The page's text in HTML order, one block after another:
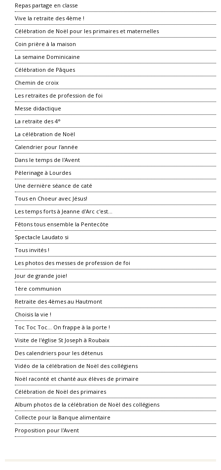
Repas partage en classe
Vive la retraite des 4ème !
Célébration de Noël pour les primaires et maternelles
Coin prière à la maison
La semaine Dominicaine
Célébration de Pâques
Chemin de croix
Les retraites de profession de foi
Messe didactique
La retraite des 4°
La célébration de Noël
Calendrier pour l'année
Dans le temps de l'Avent
Pèlerinage à Lourdes
Une dernière séance de caté
Tous en Choeur avec Jésus!
Les temps forts à Jeanne d'Arc c'est...
Fêtons tous ensemble la Pentecôte
Spectacle Laudato si
Tous invités !
Les photos des messes de profession de foi
Jour de grande joie!
1ère communion
Retraite des 4èmes au Hautmont
Choisis la vie !
Toc Toc Toc... On frappe à la porte !
Visite de l'église St Joseph à Roubaix
Des calendriers pour les détenus
Vidéo de la célébration de Noël des collégiens
Noël raconté et chanté aux élèves de primaire
Célébration de Noël des primaires
Album photos de la célébration de Noël des collégiens
Collecte pour la Banque alimentaire
Proposition pour l'Avent